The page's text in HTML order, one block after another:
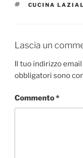
TAG
CUCINA
Lascia un
Il tuo indirizzo
obbligatori sono
Commento*